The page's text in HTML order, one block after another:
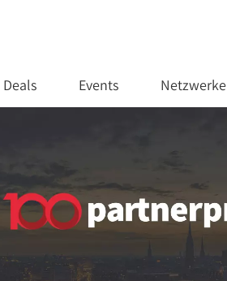
Deals Events Netzwerke